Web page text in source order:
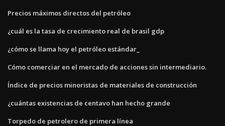
Precios máximos directos del petróleo
¿cuál es la tasa de crecimiento real de brasil gdp
¿cómo se llama hoy el petróleo estándar_
Cómo comerciar en el mercado de acciones sin intermediario.
Índice de precios minoristas de materiales de construcción
¿cuántas existencias de centavo han hecho grande
Torpedo de petrolero de primera línea